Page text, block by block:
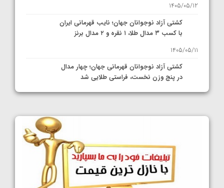
1405/05/12
کشتی آزاد نوجوانان جهان؛ نایب قهرمانی ایران
با کسب ۳ مدال طلا، ۱ نقره و ۲ مدال برنز
1405/05/11
کشتی آزاد نوجوانان قهرمانی جهان؛ چهار مدال
در پنج وزن نخست، فراستی طلایی شد
1405/05/11
کشتی آزاد نوجوانان جهان؛ رقبای نمایندگان
ایران مشخص شدند
1405/05/08